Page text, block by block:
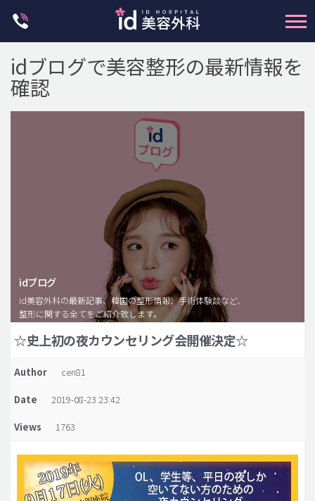
脂肪注入(アンチエイジング)
豊胸手術・バストアップ
プチ整形
脂肪吸引 (大容量)
安全整形
料金一覧
idブログで美容整形の最新情報を
確認
idブログ
id美容外科の最新記事、韓国の整形情報、手術体験談など、
整形に関する全てをご紹介致します。
☆史上初の夜カウンセリング会開催決定☆
Author cen81
Date 2019-08-23 23:42
Views 1763